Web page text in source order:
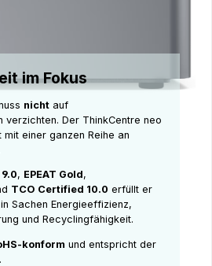
im Fokus
nicht auf
verzichten. Der ThinkCentre neo
einer ganzen Reihe an
9.0, EPEAT Gold,
TCO Certified 10.0 erfüllt er
Sachen Energieeffizienz,
und Recyclingfähigkeit.
konform und entspricht der